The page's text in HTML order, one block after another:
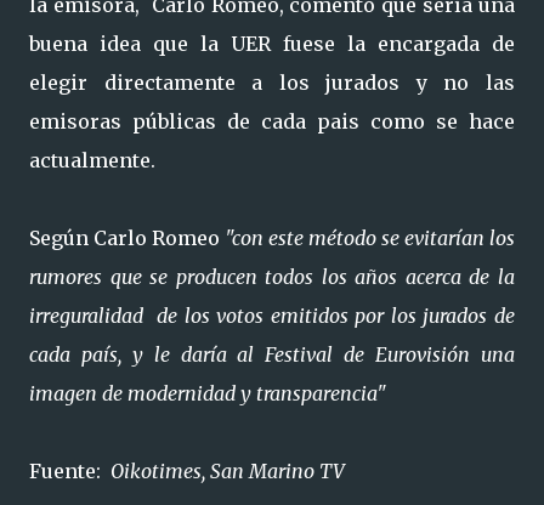
la emisora, Carlo Romeo, comentó que sería una
buena idea que la UER fuese la encargada de
elegir directamente a los jurados y no las
emisoras públicas de cada pais como se hace
actualmente.
Según Carlo Romeo "con este método se evitarían los
rumores que se producen todos los años acerca de la
irreguralidad de los votos emitidos por los jurados de
cada país, y le daría al Festival de Eurovisión una
imagen de modernidad y transparencia"
Fuente: Oikotimes, San Marino TV